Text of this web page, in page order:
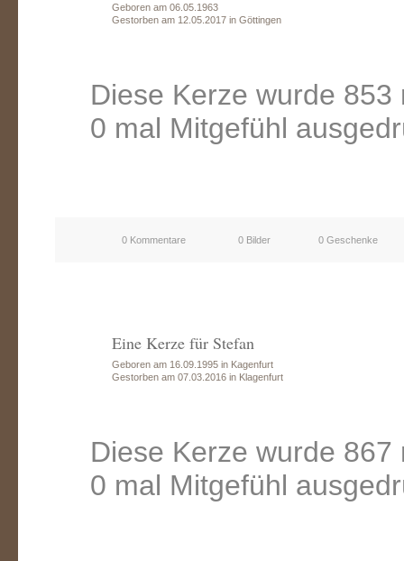
Geboren am 06.05.1963
Gestorben am 12.05.2017 in Göttingen
Diese Kerze wurde
0 mal Mitgefühl
0 Kommentare 0 Bilder 0 Geschenke
Eine Kerze für Stefan
Geboren am 16.09.1995 in Kagenfurt
Gestorben am 07.03.2016 in Klagenfurt
Diese Kerze wurde
0 mal Mitgefühl